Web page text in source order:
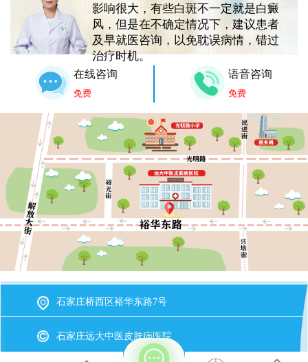
影响很大，有些白斑不一定就是白癜
风，但是在不确定情况下，建议患者
及早就医咨询，以免耽误病情，错过
治疗时机。
在线咨询
免费
语音咨询
免费
石家庄桥西区裕华东路7号
石家庄远大中医皮肤病医院